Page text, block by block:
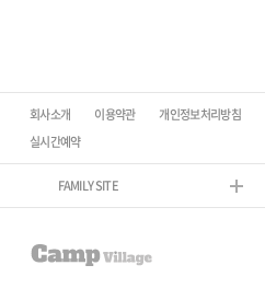
회사소개 이용약관 개인정보처리방침
실시간예약
FAMILY SITE